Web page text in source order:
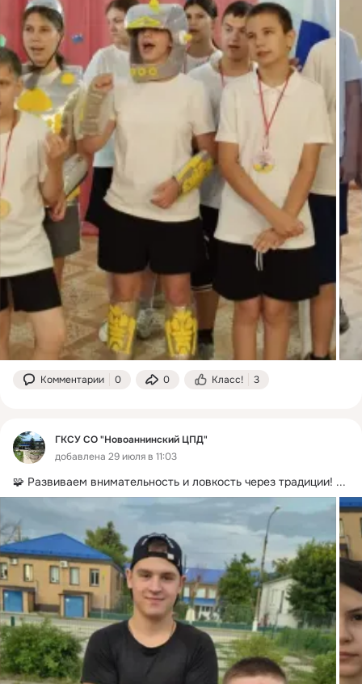
Комментарии 0 0 Класс! 3
ГКСУ СО "Новоаннинский ЦПД"
добавлена 29 июля в 11:03
🧩 Развиваем внимательность и ловкость через традиции! ...